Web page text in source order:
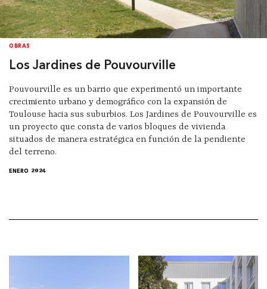
OBRAS
Los Jardines de Pouvourville
Pouvourville es un barrio que experimentó un importante
crecimiento urbano y demográfico con la expansión de
Toulouse hacia sus suburbios. Los Jardines de Pouvourville es
un proyecto que consta de varios bloques de vivienda
situados de manera estratégica en función de la pendiente
del terreno.
ENERO 2024